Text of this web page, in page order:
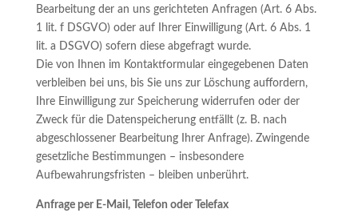
Bearbeitung der an uns gerichteten Anfragen (Art. 6 Abs.
1 lit. f DSGVO) oder auf Ihrer Einwilligung (Art. 6 Abs. 1
lit. a DSGVO) sofern diese abgefragt wurde.
Die von Ihnen im Kontaktformular eingegebenen Daten
verbleiben bei uns, bis Sie uns zur Löschung auffordern,
Ihre Einwilligung zur Speicherung widerrufen oder der
Zweck für die Datenspeicherung entfällt (z. B. nach
abgeschlossener Bearbeitung Ihrer Anfrage). Zwingende
gesetzliche Bestimmungen – insbesondere
Aufbewahrungsfristen – bleiben unberührt.
Anfrage per E-Mail, Telefon oder Telefax